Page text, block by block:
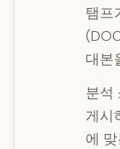
탬프
대본
분석
게시
에